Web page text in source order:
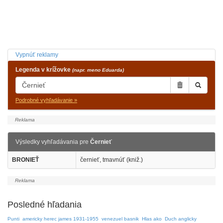
Vypnúť reklamy
Legenda v krížovke (napr. meno Eduarda)
Podrobné vyhľadávanie »
Výsledky vyhľadávania pre Černieť
BRONIEŤ černieť, tmavnúť (kniž.)
Posledné hľadania
Punti americky herec james 1931-1955 venezuel basnik Hlas ako Duch anglicky